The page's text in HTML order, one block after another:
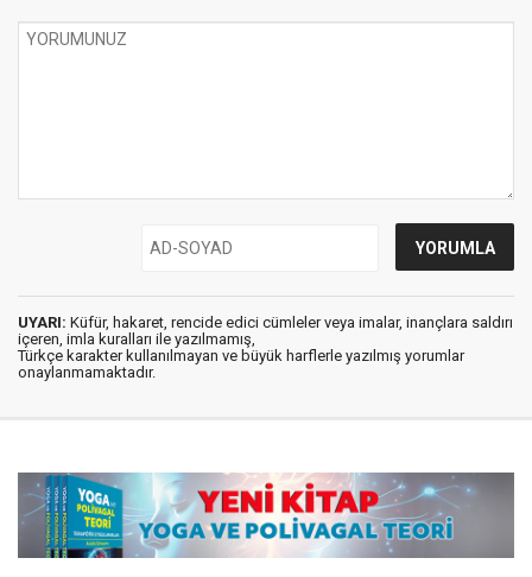
UYARI: Küfür, hakaret, rencide edici cümleler veya imalar, inançlara saldırı
içeren, imla kuralları ile yazılmamış,
Türkçe karakter kullanılmayan ve büyük harflerle yazılmış yorumlar
onaylanmamaktadır.